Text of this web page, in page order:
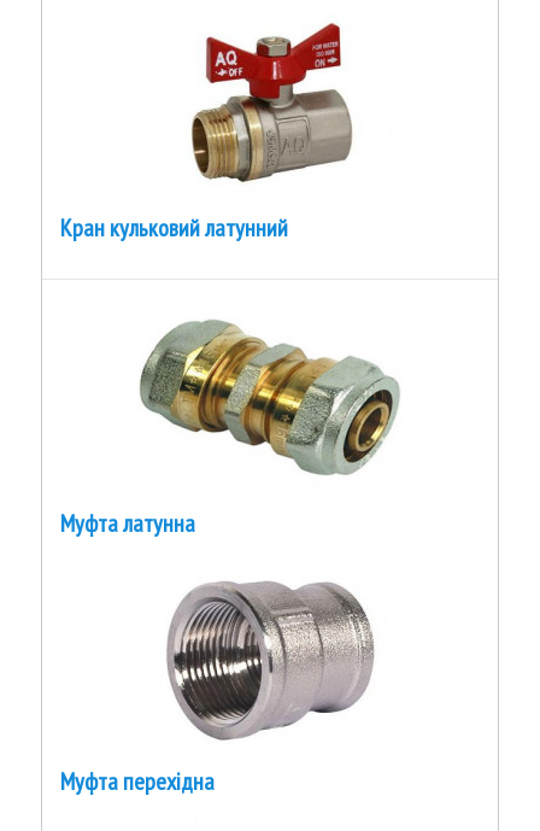
Кран кульковий латунний
Муфта латунна
Муфта перехідна